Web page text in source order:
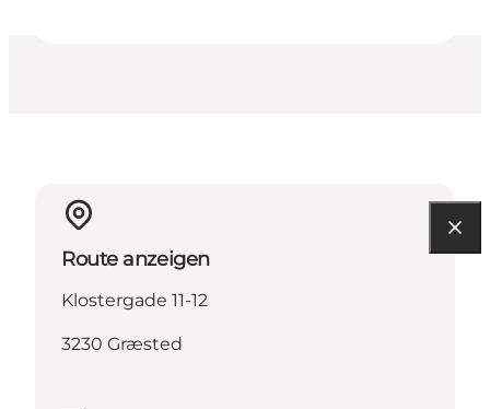
Route anzeigen
Klostergade 11-12
3230 Græsted